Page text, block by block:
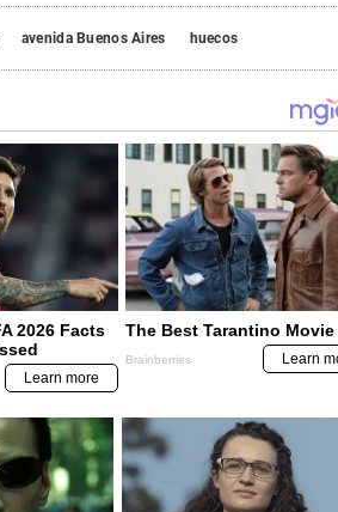
avenida Buenos Aires huecos